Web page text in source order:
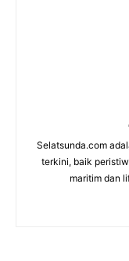
Selatsunda.com
terkini, baik
maritim dan